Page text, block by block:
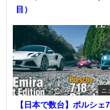
目）
ニ
【日本で数台】ポルシェ